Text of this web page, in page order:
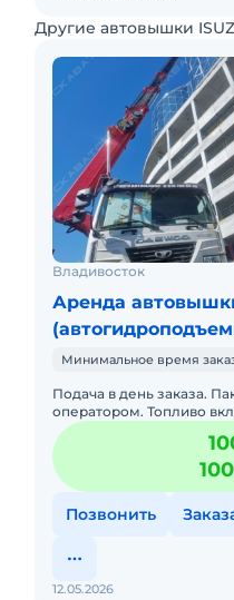
Другие автовышки
Владивосток
Аренда
Минимальное время
Подача в день заказа.
оператором. Топливо
Долгосрочная аренда.
свободна. Опытный
Позвонить
12.05.2026